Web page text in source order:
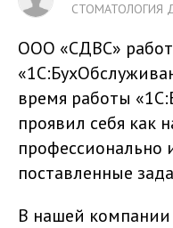
СТОМАТОЛОГИЯ
ООО «СДВС»
время работы
проявил себя как
поставленные
В нашей